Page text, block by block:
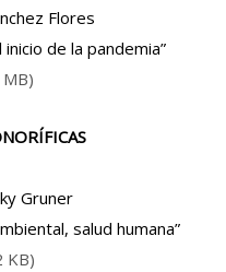
Flores
de la pandemia”
Gruner
salud humana”
KB)